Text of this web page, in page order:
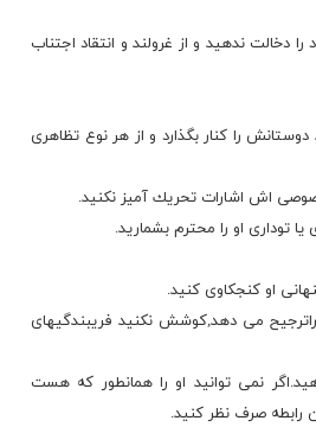
را دخالت ندهید و از غرولند و انتقاد اجتناب
دوستانش را كنار بگذارد و از هر نوع تظاهری
می دهد,كوشش نكنید فریبندگیهای
نمی توانید او را همانطور كه هست
رابطه صرف نظر كنید.